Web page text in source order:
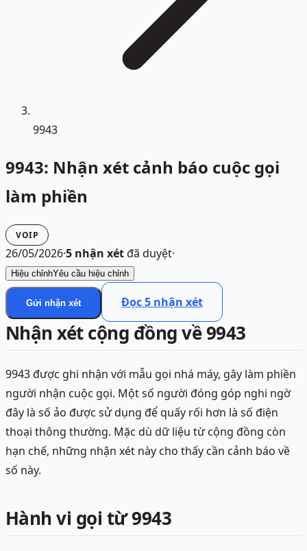
9943
9943: Nhận xét cảnh báo cuộc gọi
làm phiền
VOIP
26/05/2026·5 nhận xétđã duyệt·
Hiệu chỉnhYêu cầu hiệu chỉnh
Gửi nhận xét Đọc5 nhận xét
Nhận xét cộng đồng về 9943
9943 được ghi nhận với mẫu gọi nhá máy, gây làm phiền
người nhận cuộc gọi. Một số người đóng góp nghi ngờ
đây là số ảo được sử dụng để quấy rối hơn là số điện
thoại thông thường. Mặc dù dữ liệu từ cộng đồng còn
hạn chế, những nhận xét này cho thấy cần cảnh báo về
số này.
Hành vi gọi từ 9943